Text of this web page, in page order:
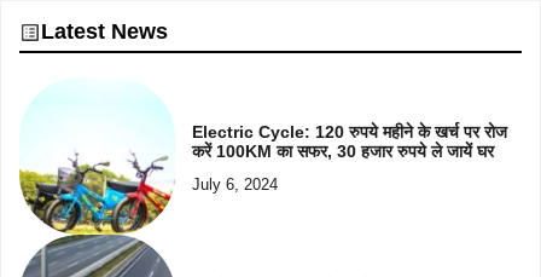
Latest News
Electric Cycle: 120 रुपये महीने के खर्च पर रोज
करें 100KM का सफर, 30 हजार रुपये ले जायें घर
July 6, 2024